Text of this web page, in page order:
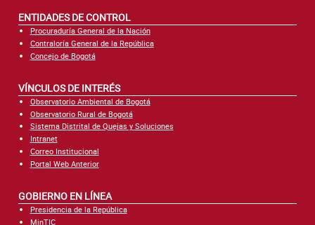
ENTIDADES DE CONTROL
Procuraduría General de la Nación
Contraloría General de la República
Concejo de Bogotá
VÍNCULOS DE INTERÉS
Observatorio Ambiental de Bogotá
Observatorio Rural de Bogotá
Sistema Distrital de Quejas y Soluciones
Intranet
Correo Institucional
Portal Web Anterior
GOBIERNO EN LÍNEA
Presidencia de la República
MinTIC